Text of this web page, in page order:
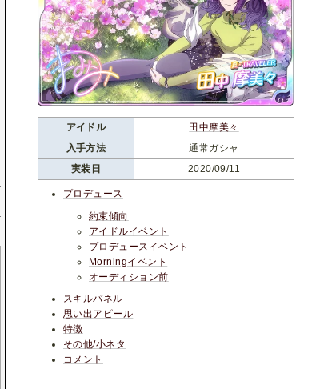
アイドル
田中摩美々
入手方法
通常ガシャ
実装日
2020/09/11
プロデュース
約束傾向
アイドルイベント
プロデュースイベント
Morningイベント
オーディション前
スキルパネル
思い出アピール
特徴
その他/小ネタ
コメント